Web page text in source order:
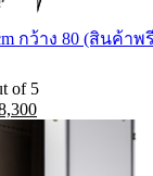
กว้าง 80 (สินค้า
of 5
Current
price